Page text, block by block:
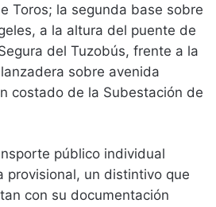
Toros; la segunda base sobre
a la altura del puente de
del Tuzobús, frente a la
sobre avenida
costado de la Subestación de
público individual
provisional, un distintivo que
con su documentación